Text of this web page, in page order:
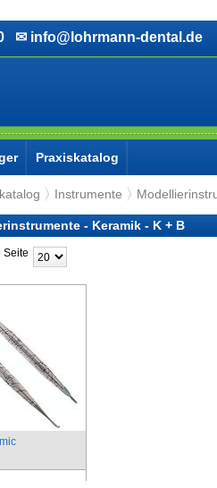
✉ info@lohrmann-dental.de
Praxiskatalog
Instrumente
- Keramik - K + B
Seite